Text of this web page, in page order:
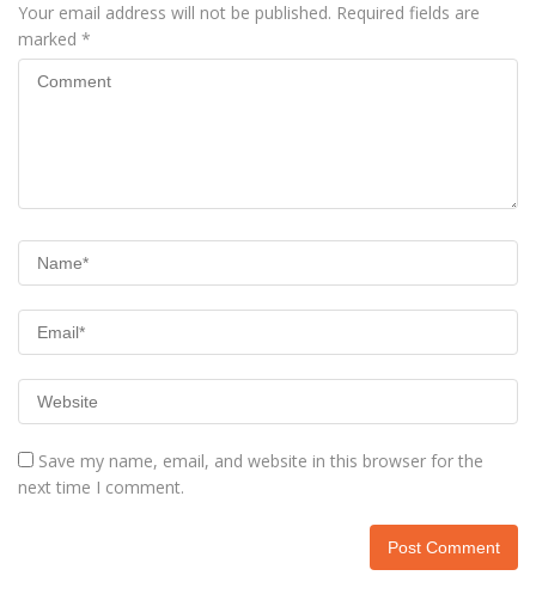
Your email address will not be published. Required fields are
marked *
Save my name, email, and website in this browser for the
next time I comment.